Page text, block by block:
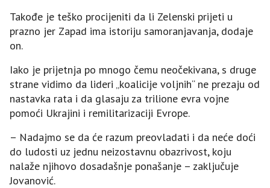
Takođe je teško procijeniti da li Zelenski prijeti u
prazno jer Zapad ima istoriju samoranjavanja, dodaje
on.
Iako je prijetnja po mnogo čemu neočekivana, s druge
strane vidimo da lideri „koalicije voljnih“ ne prezaju od
nastavka rata i da glasaju za trilione evra vojne
pomoći Ukrajini i remilitarizaciji Evrope.
– Nadajmo se da će razum preovladati i da neće doći
do ludosti uz jednu neizostavnu obazrivost, koju
nalaže njihovo dosadašnje ponašanje – zaključuje
Јovanović.